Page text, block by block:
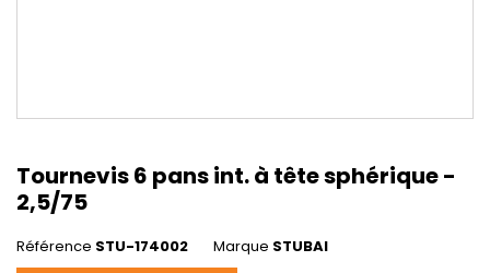
Tournevis 6 pans int. à tête sphérique -
2,5/75
Référence STU-174002 Marque STUBAI